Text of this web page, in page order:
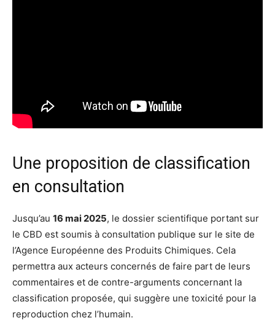
Une proposition de classification
en consultation
Jusqu’au 16 mai 2025, le dossier scientifique portant sur
le CBD est soumis à consultation publique sur le site de
l’Agence Européenne des Produits Chimiques. Cela
permettra aux acteurs concernés de faire part de leurs
commentaires et de contre-arguments concernant la
classification proposée, qui suggère une toxicité pour la
reproduction chez l’humain.